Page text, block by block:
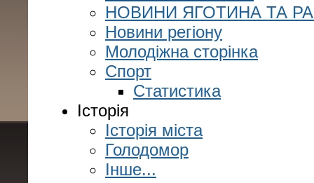
НОВИНИ ЯГОТИНА ТА
Новини регіону
Молодіжна сторінка
Спорт
Статистика
Історія
Історія міста
Голодомор
Інше...